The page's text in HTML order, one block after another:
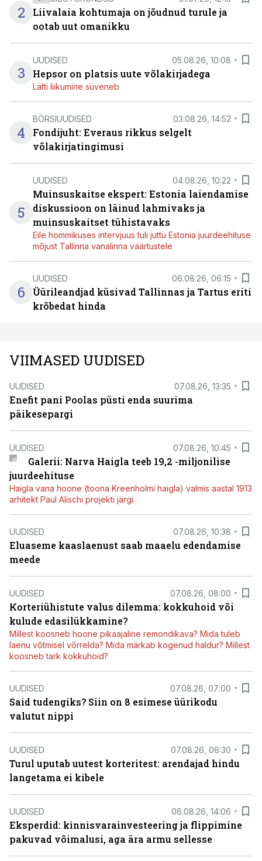
2
Liivalaia kohtumaja on jõudnud turule ja
ootab uut omanikku
3
UUDISED 05.08.26, 10:08
Hepsor on platsis uute võlakirjadega
Lätti liikumine süveneb
4
BÖRSIUUDISED 03.08.26, 14:52
Fondijuht: Everaus rikkus selgelt
võlakirjatingimusi
5
UUDISED 04.08.26, 10:22
Muinsuskaitse ekspert: Estonia laiendamise
diskussioon on läinud lahmivaks ja
muinsuskaitset tühistavaks
Eile hommikuses intervjuus tuli juttu Estonia juurdeehituse
mõjust Tallinna vanalinna väärtustele
6
UUDISED 06.08.26, 06:15
Üürileandjad küsivad Tallinnas ja Tartus eriti
krõbedat hinda
VIIMASED UUDISED
UUDISED 07.08.26, 13:35
Enefit pani Poolas püsti enda suurima
päikesepargi
UUDISED 07.08.26, 10:45
Galerii: Narva Haigla teeb 19,2 -miljonilise
juurdeehituse
Haigla vana hoone (toona Kreenholmi haigla) valmis aastal 1913
arhitekt Paul Alischi projekti järgi.
UUDISED 07.08.26, 10:38
Eluaseme kaaslaenust saab maaelu edendamise
meede
UUDISED 07.08.26, 08:00
Korteriühistute valus dilemma: kokkuhoid või
kulude edasilükkamine?
Millest koosneb hoone pikaajaline remondikava? Mida tuleb
laenu võtmisel võrrelda? Mida märkab kogenud haldur? Millest
koosneb tark kokkuhoid?
UUDISED 07.08.26, 07:00
Said tudengiks? Siin on 8 esimese üürikodu
valutut nippi
UUDISED 07.08.26, 06:30
Turul uputab uutest korteritest: arendajad hindu
langetama ei kibele
UUDISED 06.08.26, 14:06
Eksperdid: kinnisvarainvesteering ja flippimine
pakuvad võimalusi, aga ära armu sellesse